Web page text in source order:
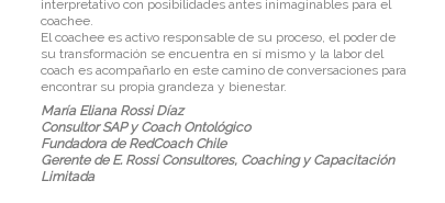
interpretativo con posibilidades antes inimaginables para el
coachee.
El coachee es activo responsable de su proceso, el poder de
su transformación se encuentra en sí mismo y la labor del
coach es acompañarlo en este camino de conversaciones para
encontrar su propia grandeza y bienestar.
María Eliana Rossi Díaz
Consultor SAP y Coach Ontológico
Fundadora de RedCoach Chile
Gerente de E. Rossi Consultores, Coaching y Capacitación
Limitada